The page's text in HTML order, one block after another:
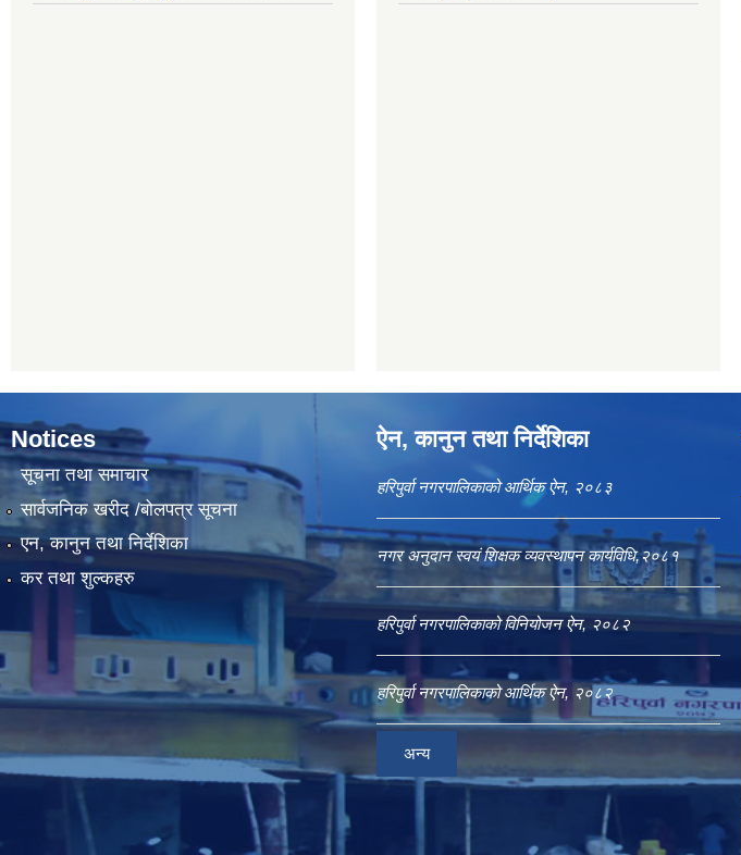
Notices
सूचना तथा समाचार
सार्वजनिक खरीद /बोलपत्र सूचना
एन, कानुन तथा निर्देशिका
कर तथा शुल्कहरु
ऐन, कानुन तथा निर्देशिका
हरिपुर्वा नगरपालिकाको आर्थिक ऐन, २०८३
नगर अनुदान स्वयं शिक्षक व्यवस्थापन कार्यविधि,२०८१
हरिपुर्वा नगरपालिकाको विनियोजन ऐन, २०८२
हरिपुर्वा नगरपालिकाको आर्थिक ऐन, २०८२
अन्य